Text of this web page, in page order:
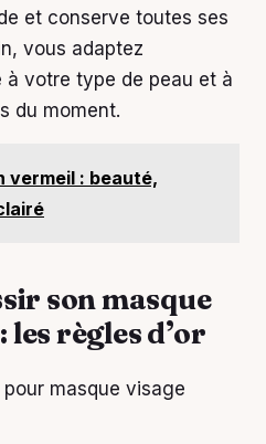
et conserve toutes ses
vous adaptez
votre type de peau et à
du moment.
vermeil : beauté,
son masque
les règles d’or